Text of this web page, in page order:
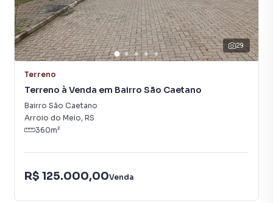
Além disso, a região do entorno oferece diversas opções
de lazer e turismo, como praças, parques e eventos locais.
A paisagem rural é encantadora, com colinas e arroios que
caracterizam a topografia da área.
Não perca a oportunidade de adquirir esse terreno
privilegiado, que une beleza, infraestrutura e qualidade de
vida. Entre em contato conosco para mais informações e
agendamento de visitas.
Bela Vista, em Arroio do Meio. Não encontrou o que
29
Terreno
Terreno à Venda em Bairro São Caetano
Bairro São Caetano
Arroio do Meio, RS
360m²
R$ 125.000,00Venda